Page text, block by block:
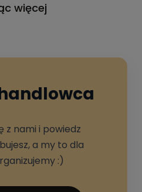
więcej
z nami i powiedz
a my to dla
:)